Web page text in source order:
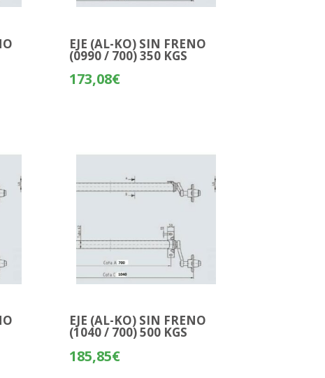
EJE (AL-KO) SIN FRENO
(0990 / 700) 350 KGS
173,08€
EJE (AL-KO) SIN FRENO
(1040 / 700) 500 KGS
185,85€